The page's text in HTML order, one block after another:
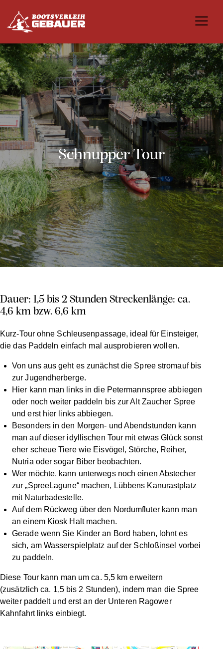
Schnupper Tour
Dauer: 1,5 bis 2 Stunden Streckenlänge: ca.
4,6 km bzw. 6,6 km
Kurz-Tour ohne Schleusenpassage, ideal für Einsteiger,
die das Paddeln einfach mal ausprobieren wollen.
Von uns aus geht es zunächst die Spree stromauf bis
zur Jugendherberge.
Hier kann man links in die Petermannspree abbiegen
oder noch weiter paddeln bis zur Alt Zaucher Spree
und erst hier links abbiegen.
Besonders in den Morgen- und Abendstunden kann
man auf dieser idyllischen Tour mit etwas Glück sonst
eher scheue Tiere wie Eisvögel, Störche, Reiher,
Nutria oder sogar Biber beobachten.
Wer möchte, kann unterwegs noch einen Abstecher
zur „SpreeLagune“ machen, Lübbens Kanurastplatz
mit Naturbadestelle.
Auf dem Rückweg über den Nordumfluter kann man
an einem Kiosk Halt machen.
Gerade wenn Sie Kinder an Bord haben, lohnt es
sich, am Wasserspielplatz auf der Schloßinsel vorbei
zu paddeln.
Diese Tour kann man um ca. 5,5 km erweitern
(zusätzlich ca. 1,5 bis 2 Stunden), indem man die Spree
weiter paddelt und erst an der Unteren Ragower
Kahnfahrt links einbiegt.